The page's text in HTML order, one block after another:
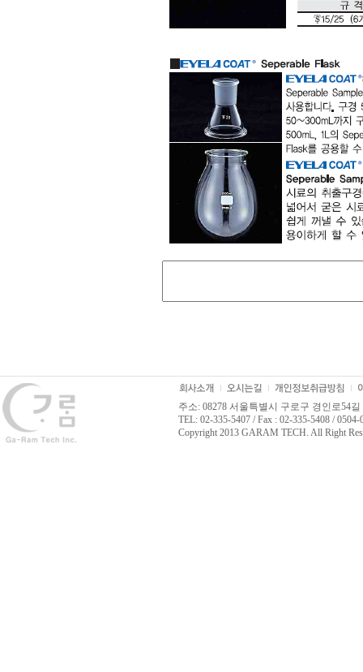
주소: 08278 서울특별시 구로구 경인로54
TEL: 02-335-5407 / Fax : 02-335-5408 / 0504-
Copyright 2013 GARAM TECH. All Right